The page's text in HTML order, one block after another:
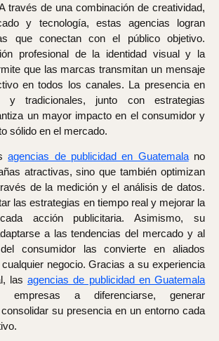
través de una combinación de creatividad,
y tecnología, estas agencias logran
que conectan con el público objetivo.
profesional de la identidad visual y la
que las marcas transmitan un mensaje
en todos los canales. La presencia en
y tradicionales, junto con estrategias
un mayor impacto en el consumidor y
sólido en el mercado.
agencias de publicidad en Guatemalano
atractivas, sino que también optimizan
de la medición y el análisis de datos.
las estrategias en tiempo real y mejorar la
acción publicitaria. Asimismo, su
a las tendencias del mercado y al
del consumidor las convierte en aliados
negocio. Gracias a su experiencia
las agencias de publicidad en Guatemala
a diferenciarse, generar
su presencia en un entorno cada